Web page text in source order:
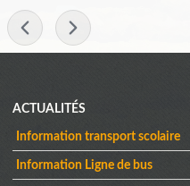
Menu
ACTUALITÉS
Information transport scolaire
Information Ligne de bus